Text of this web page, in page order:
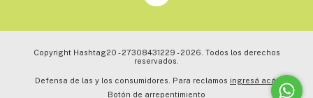
Copyright Hashtag20 - 27308431229 - 2026. Todos los derechos
reservados.
Defensa de las y los consumidores. Para reclamos ingresá acá.
Botón de arrepentimiento